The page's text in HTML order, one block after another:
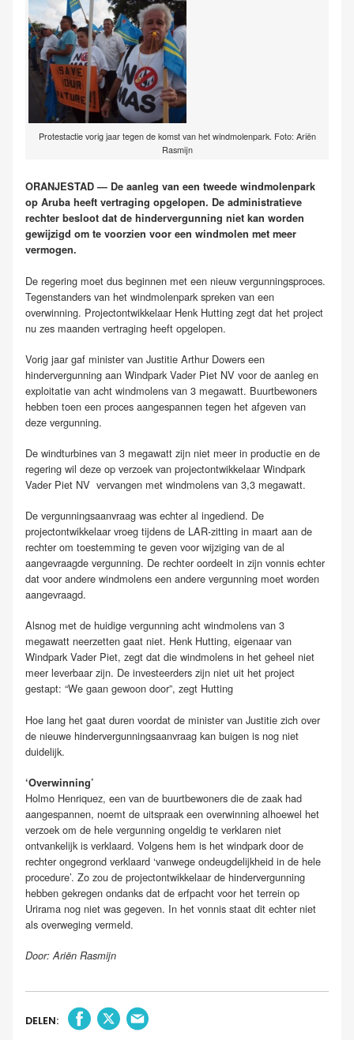
Protestactie vorig jaar tegen de komst van het windmolenpark. Foto: Ariën
Rasmijn
ORANJESTAD — De aanleg van een tweede windmolenpark
op Aruba heeft vertraging opgelopen. De administratieve
rechter besloot dat de hindervergunning niet kan worden
gewijzigd om te voorzien voor een windmolen met meer
vermogen.
De regering moet dus beginnen met een nieuw vergunningsproces.
Tegenstanders van het windmolenpark spreken van een
overwinning. Projectontwikkelaar Henk Hutting zegt dat het project
nu zes maanden vertraging heeft opgelopen.
Vorig jaar gaf minister van Justitie Arthur Dowers een
hindervergunning aan Windpark Vader Piet NV voor de aanleg en
exploitatie van acht windmolens van 3 megawatt. Buurtbewoners
hebben toen een proces aangespannen tegen het afgeven van
deze vergunning.
De windturbines van 3 megawatt zijn niet meer in productie en de
regering wil deze op verzoek van projectontwikkelaar Windpark
Vader Piet NV vervangen met windmolens van 3,3 megawatt.
De vergunningsaanvraag was echter al ingediend. De
projectontwikkelaar vroeg tijdens de LAR-zitting in maart aan de
rechter om toestemming te geven voor wijziging van de al
aangevraagde vergunning. De rechter oordeelt in zijn vonnis echter
dat voor andere windmolens een andere vergunning moet worden
aangevraagd.
Alsnog met de huidige vergunning acht windmolens van 3
megawatt neerzetten gaat niet. Henk Hutting, eigenaar van
Windpark Vader Piet, zegt dat die windmolens in het geheel niet
meer leverbaar zijn. De investeerders zijn niet uit het project
gestapt: “We gaan gewoon door”, zegt Hutting
Hoe lang het gaat duren voordat de minister van Justitie zich over
de nieuwe hindervergunningsaanvraag kan buigen is nog niet
duidelijk.
‘Overwinning’
Holmo Henriquez, een van de buurtbewoners die de zaak had
aangespannen, noemt de uitspraak een overwinning alhoewel het
verzoek om de hele vergunning ongeldig te verklaren niet
ontvankelijk is verklaard. Volgens hem is het windpark door de
rechter ongegrond verklaard ‘vanwege ondeugdelijkheid in de hele
procedure’. Zo zou de projectontwikkelaar de hindervergunning
hebben gekregen ondanks dat de erfpacht voor het terrein op
Urirama nog niet was gegeven. In het vonnis staat dit echter niet
als overweging vermeld.
Door: Ariën Rasmijn
DELEN: